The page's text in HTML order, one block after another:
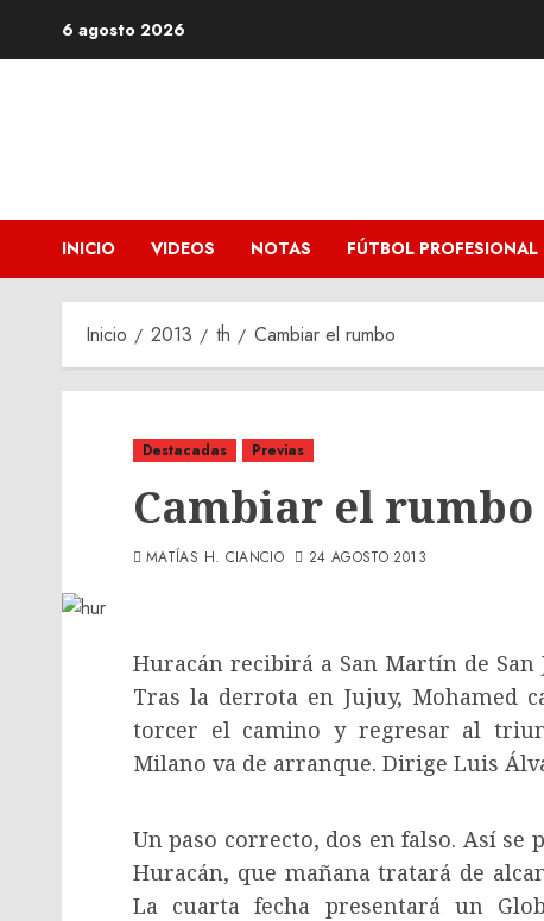
6 agosto 2026
INICIO VIDEOS NOTAS FÚTBOL PROFESIONAL
Inicio 2013 th Cambiar el rumbo
Destacadas Previas
Cambiar el rumbo
MATÍAS H. CIANCIO 24 AGOSTO 2013
Huracán recibirá a San Martín de
Tras la derrota en Jujuy, Mohamed
torcer el camino y regresar al
Milano va de arranque. Dirige Luis
Un paso correcto, dos en falso. Así
Huracán, que mañana tratará de
La cuarta fecha presentará un